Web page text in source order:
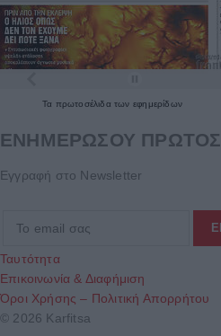
Τα πρωτοσέλιδατων εφημερίδων
ΕΝΗΜΕΡΩΣΟΥ ΠΡΩΤΟΣ
Εγγραφή στο Newsletter
Ταυτότητα
Επικοινωνία & Διαφήμιση
Όροι Χρήσης – Πολιτική Απορρήτου
© 2026 Karfitsa